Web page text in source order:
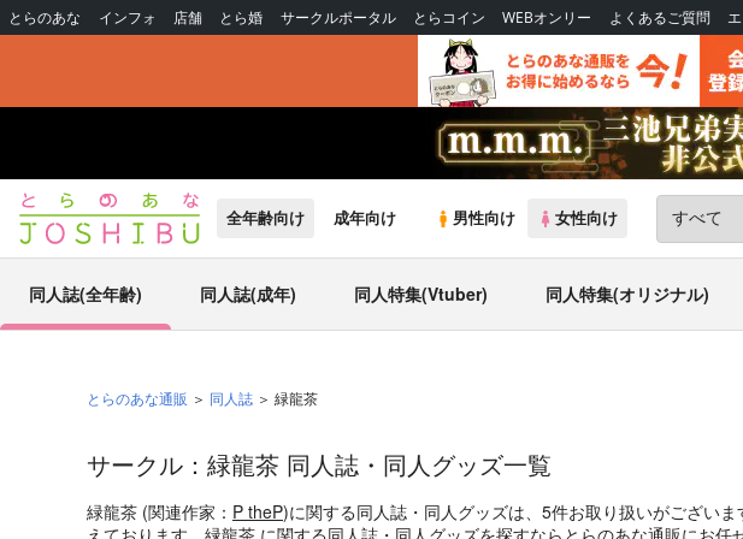
とらのあな インフォ 店舗 とら婚 サークルポータル とらコイン WEBオンリー よくあるご質問
全年齢向け 成年向け 男性向け 女性向け
同人誌(全年齢) 同人誌(成年) 同人特集(Vtuber) 同人特集(オリジナル)
とらのあな通販 同人誌 緑龍茶
サークル：緑龍茶 同人誌・同人グッズ一覧
緑龍茶 (関連作家： P theP)に関する同人誌・同人グッズは、5件お取り扱いがございま
えております。緑龍茶 に関する同人誌・同人グッズを探すならとらのあな通販にお任